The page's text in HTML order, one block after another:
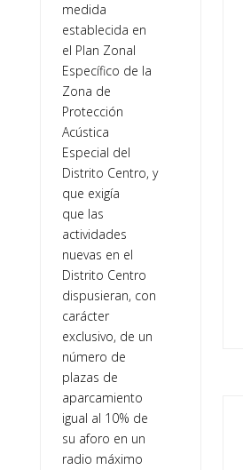
medida
establecida en
el Plan Zonal
Específico de la
Zona de
Protección
Acústica
Especial del
Distrito Centro, y
que exigía
que las
actividades
nuevas en el
Distrito Centro
dispusieran, con
carácter
exclusivo, de un
número de
plazas de
aparcamiento
igual al 10% de
su aforo en un
radio máximo